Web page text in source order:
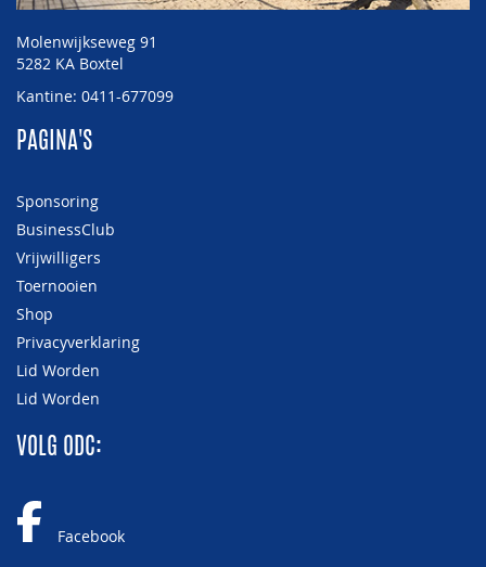
Molenwijkseweg 91
5282 KA Boxtel
Kantine: 0411-677099
PAGINA'S
Sponsoring
BusinessClub
Vrijwilligers
Toernooien
Shop
Privacyverklaring
Lid Worden
Lid Worden
VOLG ODC:
Facebook